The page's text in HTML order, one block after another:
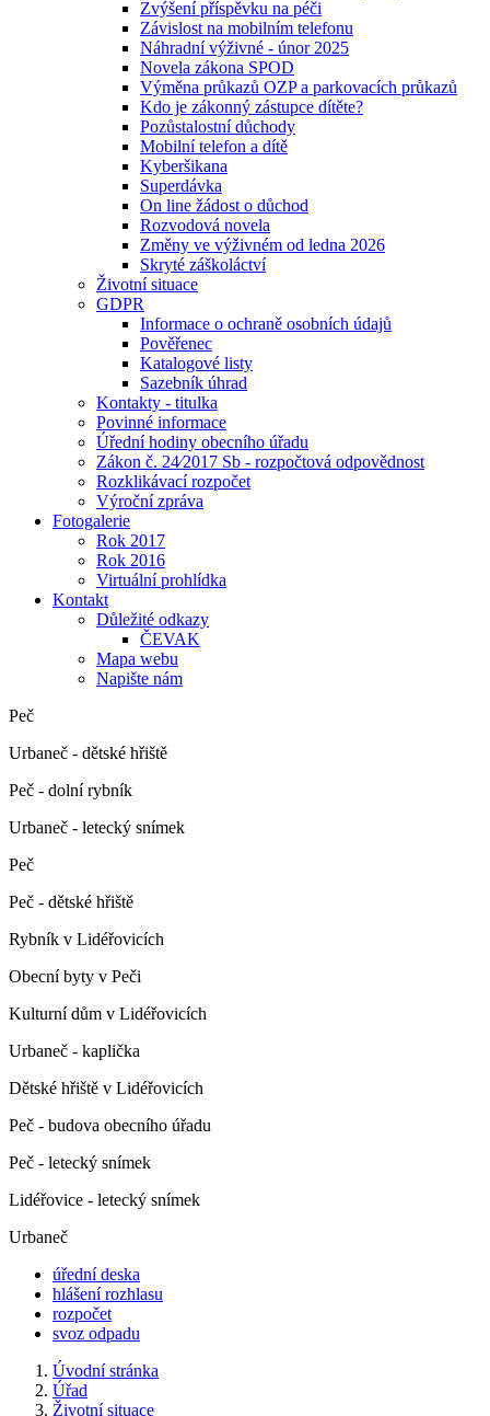
Zvýšení příspěvku na péči
Závislost na mobilním telefonu
Náhradní výživné - únor 2025
Novela zákona SPOD
Výměna průkazů OZP a parkovacích průkazů
Kdo je zákonný zástupce dítěte?
Pozůstalostní důchody
Mobilní telefon a dítě
Kyberšikana
Superdávka
On line žádost o důchod
Rozvodová novela
Změny ve výživném od ledna 2026
Skryté záškoláctví
Životní situace
GDPR
Informace o ochraně osobních údajů
Pověřenec
Katalogové listy
Sazebník úhrad
Kontakty - titulka
Povinné informace
Úřední hodiny obecního úřadu
Zákon č. 24⁄2017 Sb - rozpočtová odpovědnost
Rozklikávací rozpočet
Výroční zpráva
Fotogalerie
Rok 2017
Rok 2016
Virtuální prohlídka
Kontakt
Důležité odkazy
ČEVAK
Mapa webu
Napište nám
Peč
Urbaneč - dětské hřiště
Peč - dolní rybník
Urbaneč - letecký snímek
Peč
Peč - dětské hřiště
Rybník v Lidéřovicích
Obecní byty v Peči
Kulturní dům v Lidéřovicích
Urbaneč - kaplička
Dětské hřiště v Lidéřovicích
Peč - budova obecního úřadu
Peč - letecký snímek
Lidéřovice - letecký snímek
Urbaneč
úřední deska
hlášení rozhlasu
rozpočet
svoz odpadu
Úvodní stránka
Úřad
Životní situace